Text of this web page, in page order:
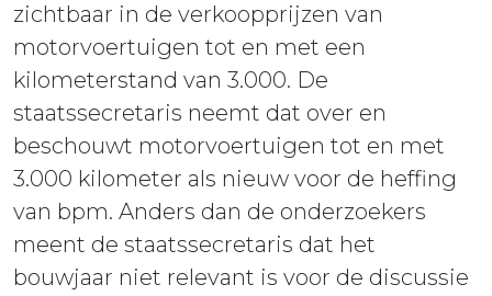
zichtbaar in de verkoopprijzen van
motorvoertuigen tot en met een
kilometerstand van 3.000. De
staatssecretaris neemt dat over en
beschouwt motorvoertuigen tot en met
3.000 kilometer als nieuw voor de heffing
van bpm. Anders dan de onderzoekers
meent de staatssecretaris dat het
bouwjaar niet relevant is voor de discussie